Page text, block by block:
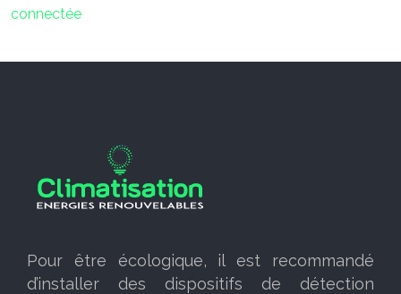
connectée
Pour être écologique, il est recommandé
d’installer des dispositifs de détection